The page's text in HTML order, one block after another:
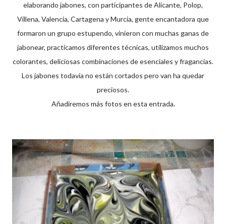
elaborando jabones, con participantes de Alicante, Polop,
Villena, Valencia, Cartagena y Murcia, gente encantadora que
formaron un grupo estupendo, vinieron con muchas ganas de
jabonear, practicamos diferentes técnicas, utilizamos muchos
colorantes, deliciosas combinaciones de esenciales y fragancias.
Los jabones todavía no están cortados pero van ha quedar
preciosos.
Añadiremos más fotos en esta entrada.